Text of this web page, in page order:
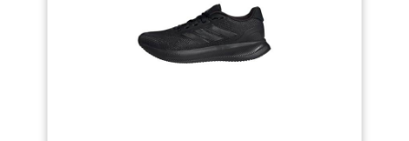
L'EVA offre une absorption des
chocs, un amorti et un soutien
efficaces. La semelle extérieure
en caoutchouc est antidérapante
et résistante à l'usure. 【Glisser